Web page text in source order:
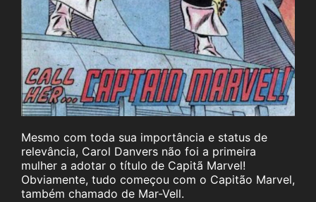
Mesmo com toda sua importância e status de
relevância, Carol Danvers não foi a primeira
mulher a adotar o título de Capitã Marvel!
Obviamente, tudo começou com o Capitão Marvel,
também chamado de Mar-Vell.